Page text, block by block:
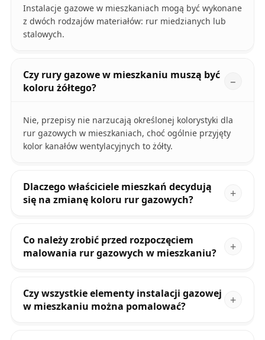
Instalacje gazowe w mieszkaniach mogą być wykonane
z dwóch rodzajów materiałów: rur miedzianych lub
stalowych.
Czy rury gazowe w mieszkaniu muszą być
koloru żółtego?
Nie, przepisy nie narzucają określonej kolorystyki dla
rur gazowych w mieszkaniach, choć ogólnie przyjęty
kolor kanałów wentylacyjnych to żółty.
Dlaczego właściciele mieszkań decydują
się na zmianę koloru rur gazowych?
Co należy zrobić przed rozpoczęciem
malowania rur gazowych w mieszkaniu?
Czy wszystkie elementy instalacji gazowej
w mieszkaniu można pomalować?